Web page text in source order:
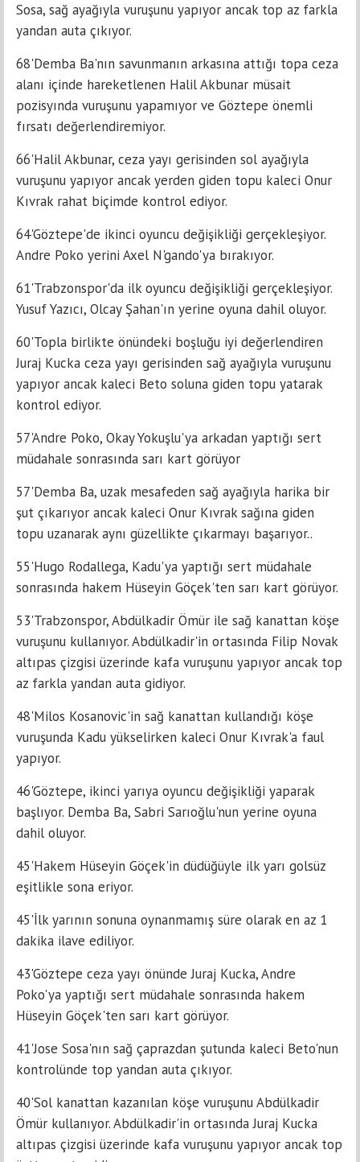
Sosa, sağ ayağıyla vuruşunu yapıyor ancak top az farkla
yandan auta çıkıyor.
68'Demba Ba'nın savunmanın arkasına attığı topa ceza
alanı içinde hareketlenen Halil Akbunar müsait
pozisyında vuruşunu yapamıyor ve Göztepe önemli
fırsatı değerlendiremiyor.
66'Halil Akbunar, ceza yayı gerisinden sol ayağıyla
vuruşunu yapıyor ancak yerden giden topu kaleci Onur
Kıvrak rahat biçimde kontrol ediyor.
64'Göztepe'de ikinci oyuncu değişikliği gerçekleşiyor.
Andre Poko yerini Axel N'gando'ya bırakıyor.
61'Trabzonspor'da ilk oyuncu değişikliği gerçekleşiyor.
Yusuf Yazıcı, Olcay Şahan'ın yerine oyuna dahil oluyor.
60'Topla birlikte önündeki boşluğu iyi değerlendiren
Juraj Kucka ceza yayı gerisinden sağ ayağıyla vuruşunu
yapıyor ancak kaleci Beto soluna giden topu yatarak
kontrol ediyor.
57'Andre Poko, Okay Yokuşlu'ya arkadan yaptığı sert
müdahale sonrasında sarı kart görüyor
57'Demba Ba, uzak mesafeden sağ ayağıyla harika bir
şut çıkarıyor ancak kaleci Onur Kıvrak sağına giden
topu uzanarak aynı güzellikte çıkarmayı başarıyor..
55'Hugo Rodallega, Kadu'ya yaptığı sert müdahale
sonrasında hakem Hüseyin Göçek'ten sarı kart görüyor.
53'Trabzonspor, Abdülkadir Ömür ile sağ kanattan köşe
vuruşunu kullanıyor. Abdülkadir'in ortasında Filip Novak
altıpas çizgisi üzerinde kafa vuruşunu yapıyor ancak top
az farkla yandan auta gidiyor.
48'Milos Kosanovic'in sağ kanattan kullandığı köşe
vuruşunda Kadu yükselirken kaleci Onur Kıvrak'a faul
yapıyor.
46'Göztepe, ikinci yarıya oyuncu değişikliği yaparak
başlıyor. Demba Ba, Sabri Sarıoğlu'nun yerine oyuna
dahil oluyor.
45'Hakem Hüseyin Göçek'in düdüğüyle ilk yarı golsüz
eşitlikle sona eriyor.
45'İlk yarının sonuna oynanmamış süre olarak en az 1
dakika ilave ediliyor.
43'Göztepe ceza yayı önünde Juraj Kucka, Andre
Poko'ya yaptığı sert müdahale sonrasında hakem
Hüseyin Göçek'ten sarı kart görüyor.
41'Jose Sosa'nın sağ çaprazdan şutunda kaleci Beto'nun
kontrolünde top yandan auta çıkıyor.
40'Sol kanattan kazanılan köşe vuruşunu Abdülkadir
Ömür kullanıyor. Abdülkadir'in ortasında Juraj Kucka
altıpas çizgisi üzerinde kafa vuruşunu yapıyor ancak top